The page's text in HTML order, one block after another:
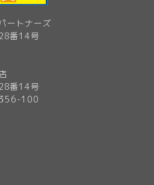
ートナーズ
番14号
番14号
100